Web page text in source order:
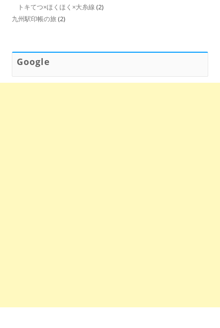
トキてつ×ほくほく×大糸線 (2)
九州駅印帳の旅 (2)
Google